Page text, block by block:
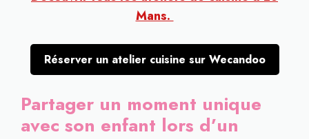
Mans.
Réserver un atelier cuisine sur Wecandoo
Partager un moment unique
avec son enfant lors d’un